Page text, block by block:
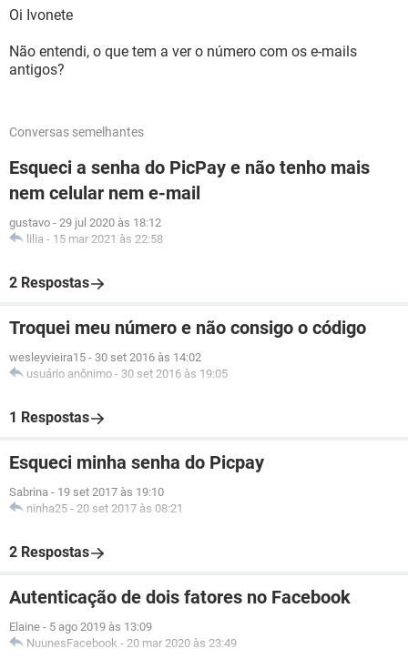
Oi Ivonete
Não entendi, o que tem a ver o número com os e-mails
antigos?
Conversas semelhantes
Esqueci a senha do PicPay e não tenho mais
nem celular nem e-mail
gustavo - 29 jul 2020 às 18:12
lilia - 15 mar 2021 às 22:58
2 Respostas
Troquei meu número e não consigo o código
wesleyvieira15 - 30 set 2016 às 14:02
usuário anônimo - 30 set 2016 às 19:05
1 Respostas
Esqueci minha senha do Picpay
Sabrina - 19 set 2017 às 19:10
ninha25 - 20 set 2017 às 08:21
2 Respostas
Autenticação de dois fatores no Facebook
Elaine - 5 ago 2019 às 13:09
NuunesFacebook - 20 mar 2020 às 23:49